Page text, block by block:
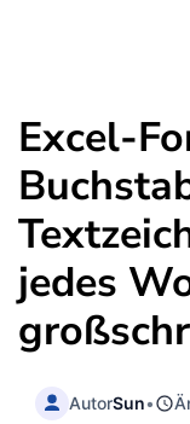
Excel-
jedes
AutorSun•